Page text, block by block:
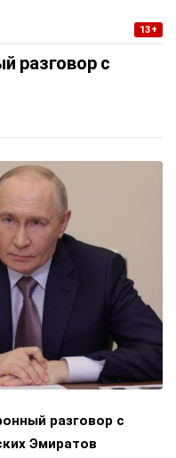
13+
разговор с
разговор с
Эмиратов